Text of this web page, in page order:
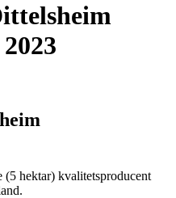
hektar) kvalitetsproducent